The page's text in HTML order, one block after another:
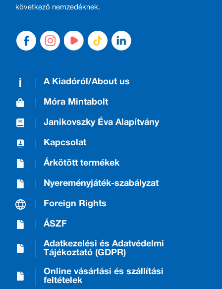
következő nemzedéknek.
A Kiadóról/About us
Móra Mintabolt
Janikovszky Éva Alapítvány
Kapcsolat
Árkötött termékek
Nyereményjáték-szabályzat
Foreign Rights
ÁSZF
Adatkezelési és Adatvédelmi
Tájékoztató (GDPR)
Online vásárlási és szállítási
feltételek